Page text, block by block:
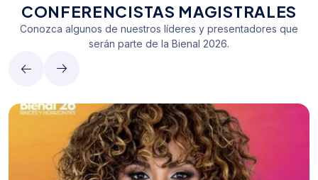
CONFERENCISTAS MAGISTRALES
Conozca algunos de nuestros líderes y presentadores que
serán parte de la Bienal 2026.